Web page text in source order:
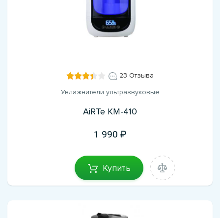
23 Отзыва
Увлажнители ультразвуковые
AiRTe KM-410
1 990
Купить